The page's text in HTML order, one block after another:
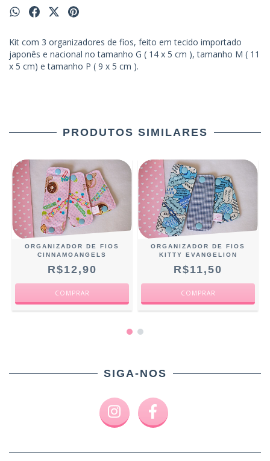
Kit com 3 organizadores de fios, feito em tecido importado
japonês e nacional no tamanho G ( 14 x 5 cm ), tamanho M ( 11
x 5 cm) e tamanho P ( 9 x 5 cm ).
PRODUTOS SIMILARES
ORGANIZADOR DE FIOS
CINNAMOANGELS
R$12,90
ORGANIZADOR DE FIOS
KITTY EVANGELION
R$11,50
SIGA-NOS